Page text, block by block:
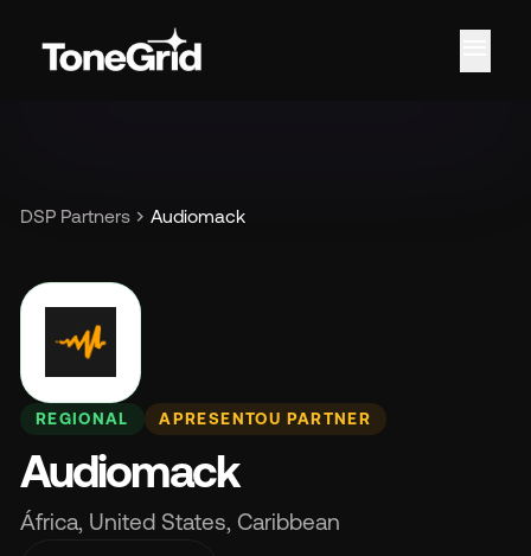
DSP Partners chevron_right Audiomack
REGIONAL APRESENTOU PARTNER
Audiomack
África, United States, Caribbean